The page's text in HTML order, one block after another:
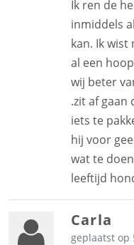
Ik ren de
inmiddels
kan. Ik wist
al een
wij beter
.zit af gaan
iets te
hij voor
wat te
leeftijd
Carla
geplaatst op